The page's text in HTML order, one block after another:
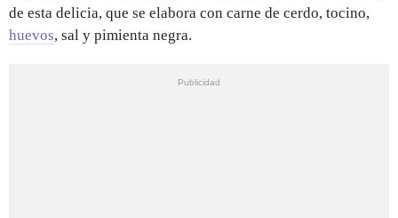
de esta delicia, que se elabora con carne de cerdo, tocino,
huevos, sal y pimienta negra.